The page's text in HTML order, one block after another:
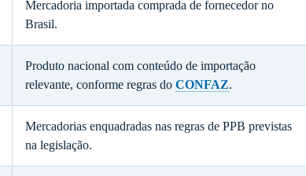
Mercadoria importada comprada de fornecedor no
Brasil.
Produto nacional com conteúdo de importação
relevante, conforme regras do CONFAZ.
Mercadorias enquadradas nas regras de PPB previstas
na legislação.